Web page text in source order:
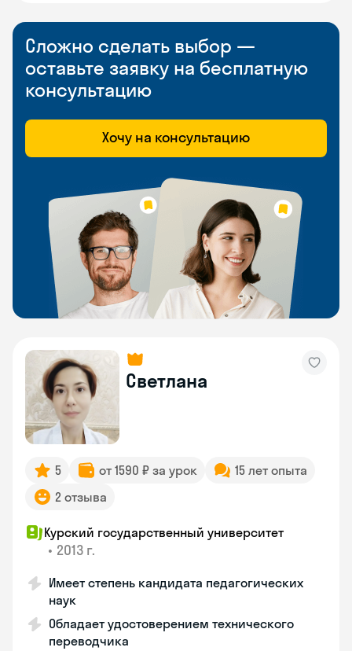
Сложно сделать выбор —
оставьте заявку на бесплатную
консультацию
Хочу на консультацию
Светлана
5 от 1590 ₽ за урок
15 лет опыта
2 отзыва
Курский государственный университет
• 2013 г.
Имеет степень кандидата педагогических
наук
Обладает удостоверением технического
переводчика